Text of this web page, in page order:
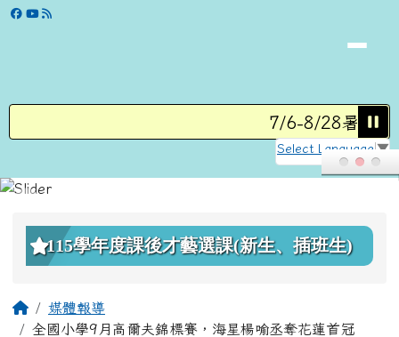
跳至主內容區
學校網站
7/6-8/28暑假營
Select Language ▼
上中區域內容
115學年度課後才藝選課(新生、插班生)
主內容區域
回首頁媒體報導
全國小學9月高爾夫錦標賽，海星楊喻丞奪花蓮首冠